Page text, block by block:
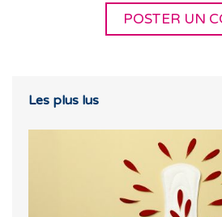
Les plus lus